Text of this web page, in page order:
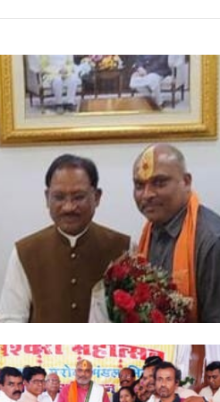
महाराज
की
जन्मस्थली
की
पवित्र
मिट्टी
से
भरा
कलश
लेकर
दुर्ग
पहुंचा
भाजपा
का
प्रतिनिधिमंडल
6 August 2026
संत रविदास
जन्मस्थली की
कलश लेकर दुर्ग
प्रतिनिधिमंडल